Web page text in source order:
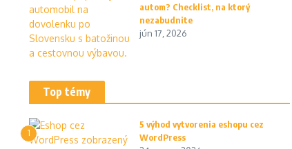
autom? Checklist, na ktorý
nezabudnite
jún 17, 2026
Top témy
1
5 výhod vytvorenia eshopu cez
WordPress